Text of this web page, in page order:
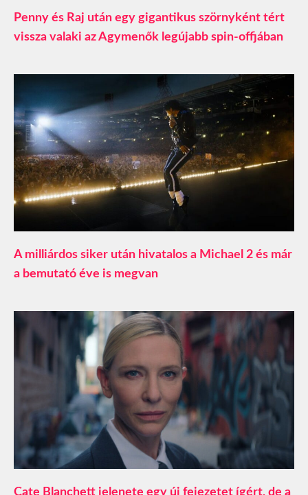
Penny és Raj után egy gigantikus szörnyként tért
vissza valaki az Agymenők legújabb spin-offjában
A milliárdos siker után hivatalos a Michael 2 és már
a bemutató éve is megvan
Cate Blanchett jelenete egy új fejezetet ígért, de a